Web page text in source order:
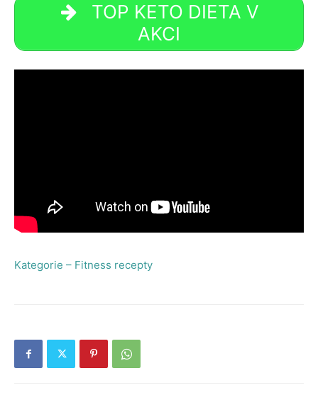
TOP KETO DIETA V
AKCI
Kategorie – Fitness recepty